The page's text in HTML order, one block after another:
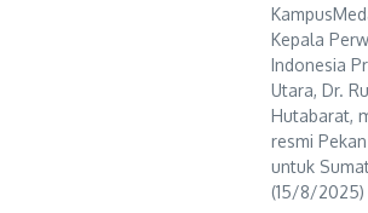
Kepala
Indonesia
Utara, Dr.
Hutabarat,
resmi
untuk
(15/8/2025)